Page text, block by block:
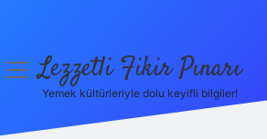
menüyüLezzetli Fikir Pınarı
Yemek kültürleriyle dolu keyifli bilgiler!